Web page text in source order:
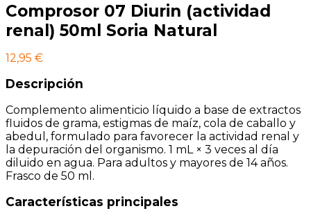
Comprosor 07 Diurin (actividad
renal) 50ml Soria Natural
12,95 €
Descripción
Complemento alimenticio líquido a base de extractos
fluidos de grama, estigmas de maíz, cola de caballo y
abedul, formulado para favorecer la actividad renal y
la depuración del organismo. 1 mL × 3 veces al día
diluido en agua. Para adultos y mayores de 14 años.
Frasco de 50 ml.
Características principales